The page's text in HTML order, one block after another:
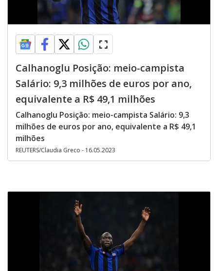
Calhanoglu Posição: meio-campista
Salário: 9,3 milhões de euros por ano,
equivalente a R$ 49,1 milhões
Calhanoglu Posição: meio-campista Salário: 9,3
milhões de euros por ano, equivalente a R$ 49,1
milhões
REUTERS/Claudia Greco - 16.05.2023